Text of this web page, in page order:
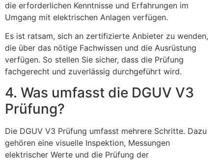
die erforderlichen Kenntnisse und Erfahrungen im
Umgang mit elektrischen Anlagen verfügen.
Es ist ratsam, sich an zertifizierte Anbieter zu wenden,
die über das nötige Fachwissen und die Ausrüstung
verfügen. So stellen Sie sicher, dass die Prüfung
fachgerecht und zuverlässig durchgeführt wird.
4. Was umfasst die DGUV V3
Prüfung?
Die DGUV V3 Prüfung umfasst mehrere Schritte. Dazu
gehören eine visuelle Inspektion, Messungen
elektrischer Werte und die Prüfung der